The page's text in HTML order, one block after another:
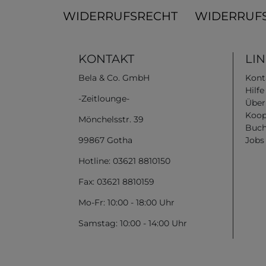
WIDERRUFSRECHT
KONTAKT
Bela & Co. GmbH
-Zeitlounge-
Mönchelsstr. 39
99867 Gotha
Hotline: 03621 8810150
Fax: 03621 8810159
Mo-Fr: 10:00 - 18:00 Uhr
Samstag: 10:00 - 14:00 Uhr
Jobs